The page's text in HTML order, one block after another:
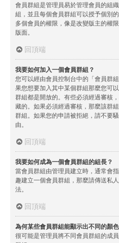
會員群組是管理員易於管理會員的組
組，並且每個會員群組可以授予個別
多個會員的權限，像是改變版主的權
版面。
回頂端
我要如何加入一個會員群組？
您可以經由會員控制台中的「會員群
果您想要加入其中某個群組那麼您可
群組都是開放的。有些必須經過審核
藏的。如果必須經過審核，那麼該群
群組。如果您的申請被拒絕，請不要
由。
回頂端
我要如何成為一個會員群組的組長？
當會員群組由管理員建立時，通常會
趣建立一個會員群組，那麼請傳送私
法。
回頂端
為何某些會員群組能顯示出不同的顏
很可能是管理員將不同會員群組的成